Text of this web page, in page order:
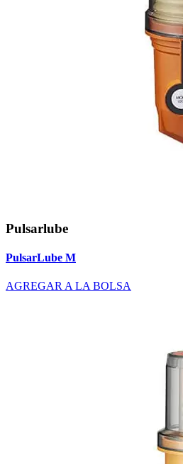
Pulsarlube
PulsarLube M
AGREGAR A LA BOLSA